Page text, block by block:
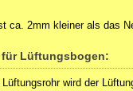
ca. 2mm kleiner als das
Lüftungsbogen:
wird der